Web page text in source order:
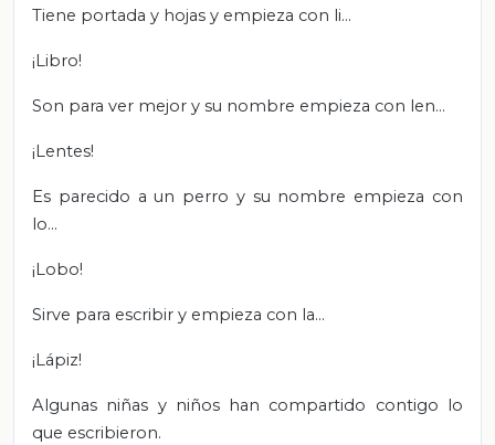
Tiene portada y hojas y empieza con li…
¡Libro!
Son para ver mejor y su nombre empieza con len…
¡Lentes!
Es parecido a un perro y su nombre empieza con
lo…
¡Lobo!
Sirve para escribir y empieza con la…
¡Lápiz!
Algunas niñas y niños han compartido contigo lo
que escribieron.